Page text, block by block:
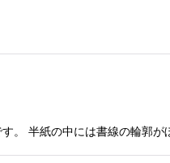
。 半紙の中には書線の輪郭